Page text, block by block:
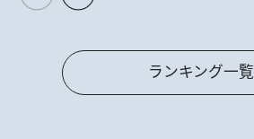
ランキング一覧